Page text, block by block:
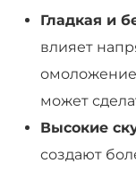
Гладкая и
влияет
может
Высокие
создают